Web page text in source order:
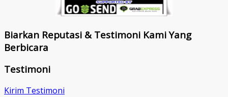
Biarkan Reputasi & Testimoni Kami Yang
Berbicara
Testimoni
Kirim Testimoni